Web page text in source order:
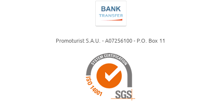
Promoturist S.A.U. - A07256100 - P.O. Box 11